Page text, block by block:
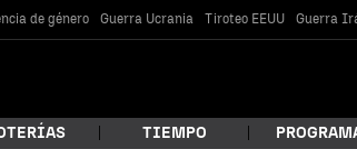
de género Guerra Ucrania Tiroteo EEUU Guerra
TIEMPO